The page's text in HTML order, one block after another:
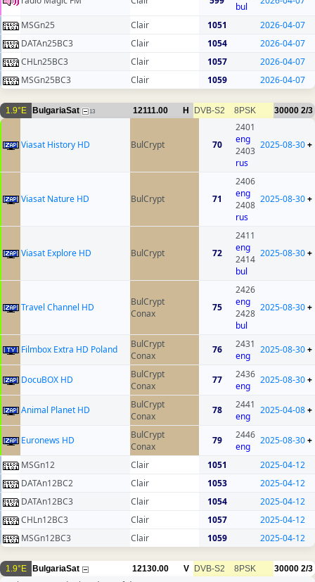
bul
MSGn25 Clair 1051
2026-04-07
DATAn25BC3
Clair 1054
2026-04-07
CHLn25BC3
Clair 1057
2026-04-07
MSGn25BC3
Clair 1059 2026-04-07
1.9°E BulgariaSat 13 12111.00 H DVB-S2 8PSK 30000 2/3
Viasat History HD BulCrypt 70
2401
eng
2403
rus
2025-08-30+
Viasat Nature HD BulCrypt 71
2406
eng
2408
rus
2025-08-30+
Viasat Explore HD BulCrypt 72
2411
eng
2414
bul
2025-08-30+
Travel Channel HD
BulCrypt
Conax
75
2426
eng
2428
bul
2025-08-30+
Filmbox Extra HD Poland
BulCrypt
Conax
76
2431
eng
2025-08-30+
DocuBOX HD
BulCrypt
Conax
77
2436
eng
2025-08-30+
Animal Planet HD
BulCrypt
Conax
78
2441
eng
2025-04-08+
Euronews HD
BulCrypt
Conax
79
2446
eng
2025-08-30+
MSGn12 Clair 1051
2025-04-12
DATAn12BC2
Clair 1053
2025-04-12
DATAn12BC3
Clair 1054
2025-04-12
CHLn12BC3
Clair 1057
2025-04-12
MSGn12BC3
Clair 1059 2025-04-12
1.9°E BulgariaSat 12130.00 V DVB-S2 8PSK 30000 2/3